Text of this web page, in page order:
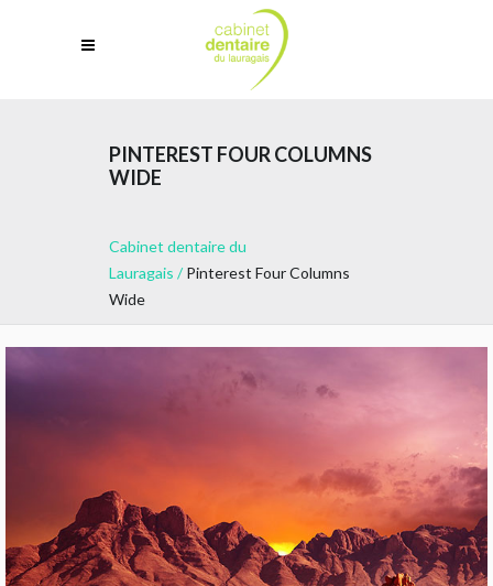
PINTEREST FOUR COLUMNS
WIDE
Cabinet dentaire du
Lauragais /Pinterest Four Columns
Wide
CREATIVE & COOL
Pinterest